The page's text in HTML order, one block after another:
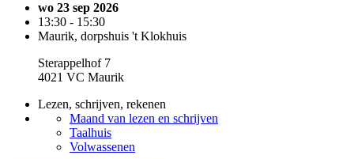
wo 23 sep 2026
13:30 - 15:30
Maurik, dorpshuis 't Klokhuis
Sterappelhof 7
4021 VC Maurik
Lezen, schrijven, rekenen
Maand van lezen en schrijven
Taalhuis
Volwassenen